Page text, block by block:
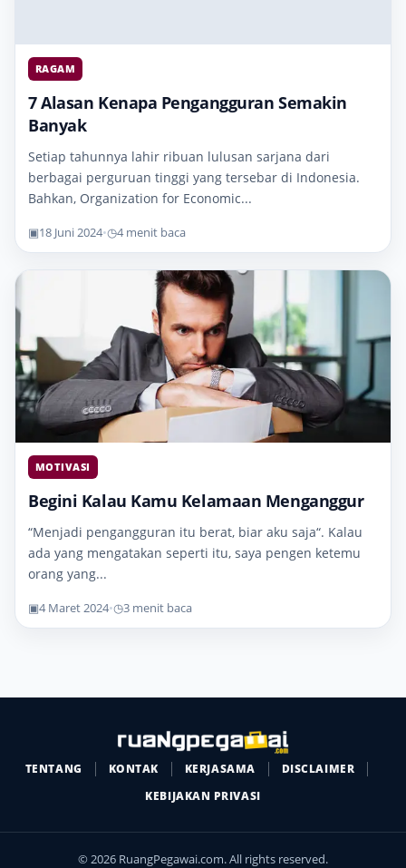
RAGAM
7 Alasan Kenapa Pengangguran Semakin
Banyak
Setiap tahunnya lahir ribuan lulusan sarjana dari
berbagai perguruan tinggi yang tersebar di Indonesia.
Bahkan, Organization for Economic...
▣18 Juni 2024•◷4 menit baca
MOTIVASI
Begini Kalau Kamu Kelamaan Menganggur
“Menjadi pengangguran itu berat, biar aku saja“. Kalau
ada yang mengatakan seperti itu, saya pengen ketemu
orang yang...
▣4 Maret 2024•◷3 menit baca
TENTANG KONTAK KERJASAMA
DISCLAIMER
KEBIJAKAN PRIVASI
© 2026 RuangPegawai.com. All rights reserved.